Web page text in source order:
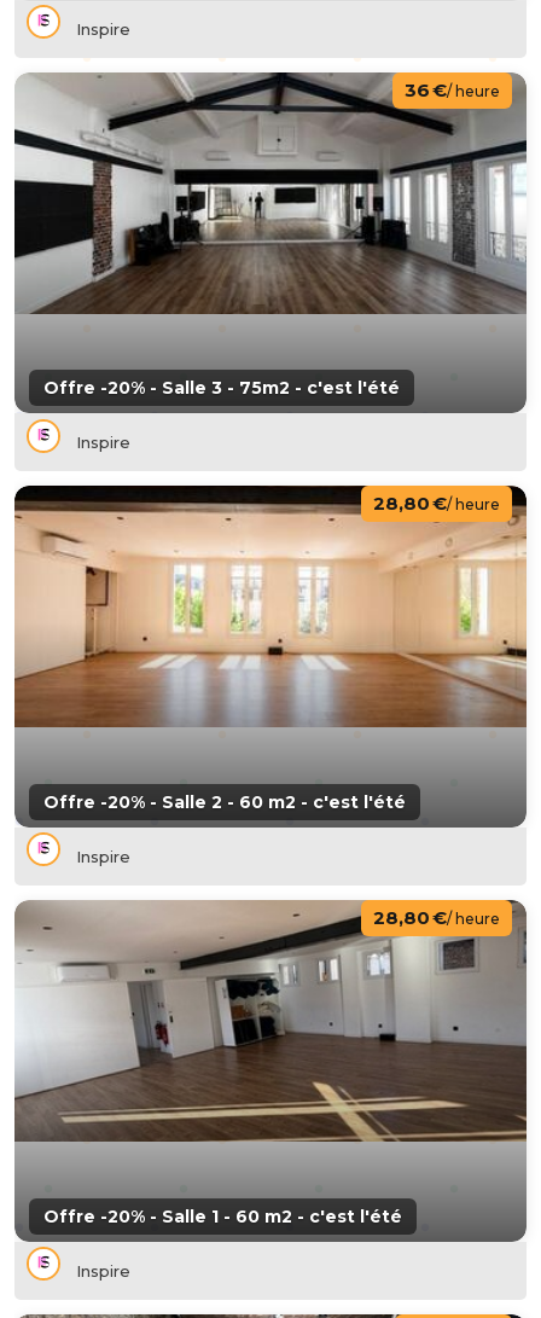
Inspire
Offre -20% - Salle 3 - 75m2 - c'est l'été
36 €/ heure
Inspire
Offre -20% - Salle 2 - 60 m2 - c'est l'été
28,80 €/ heure
Inspire
Offre -20% - Salle 1 - 60 m2 - c'est l'été
28,80 €/ heure
Inspire